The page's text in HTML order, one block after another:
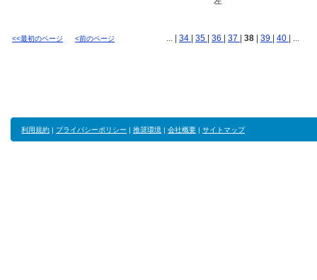
<<最初のページ <前のページ ... | 34 35 36 37 38 39 40 | ...
利用規約 | プライバシーポリシー | 推奨環境 | 会社概要 | サイトマップ